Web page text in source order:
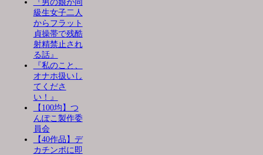
『男の娘が同
級生女子二人
からフラット
貞操帯で残酷
射精禁止され
る話』
『私のこと、
オナホ扱いし
てくださ
い！』
【100均】つ
んぽこ製作委
員会
【40作品】デ
カチンポに即